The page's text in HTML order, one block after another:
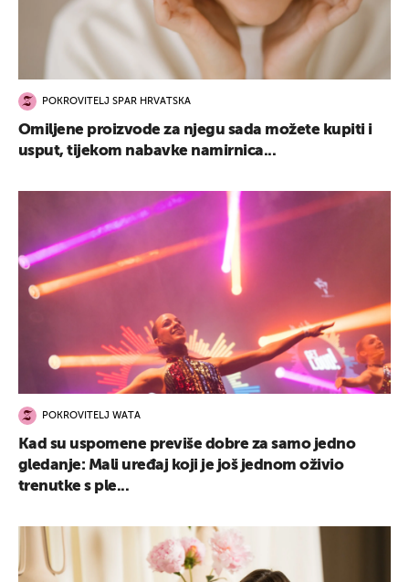
POKROVITELJ SPAR HRVATSKA
Omiljene proizvode za njegu sada možete kupiti i
usput, tijekom nabavke namirnica...
POKROVITELJ WATA
Kad su uspomene previše dobre za samo jedno
gledanje: Mali uređaj koji je još jednom oživio
trenutke s ple...